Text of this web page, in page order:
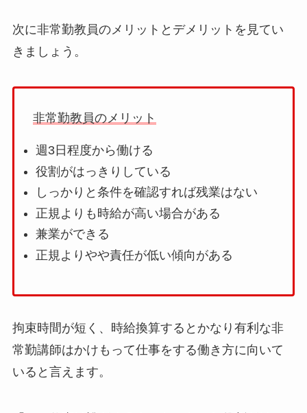
次に非常勤教員のメリットとデメリットを見てい
きましょう。
非常勤教員のメリット
週3日程度から働ける
役割がはっきりしている
しっかりと条件を確認すれば残業はない
正規よりも時給が高い場合がある
兼業ができる
正規よりやや責任が低い傾向がある
拘束時間が短く、時給換算するとかなり有利な非
常勤講師はかけもって仕事をする働き方に向いて
いると言えます。